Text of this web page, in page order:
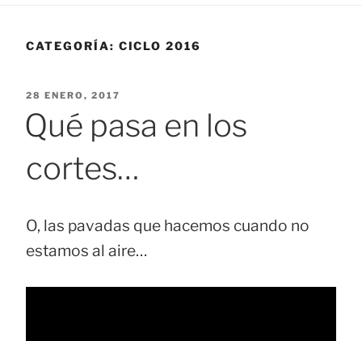
CATEGORÍA: CICLO 2016
PUBLICADO
28 ENERO, 2017
Qué pasa en los
cortes…
O, las pavadas que hacemos cuando no
estamos al aire…